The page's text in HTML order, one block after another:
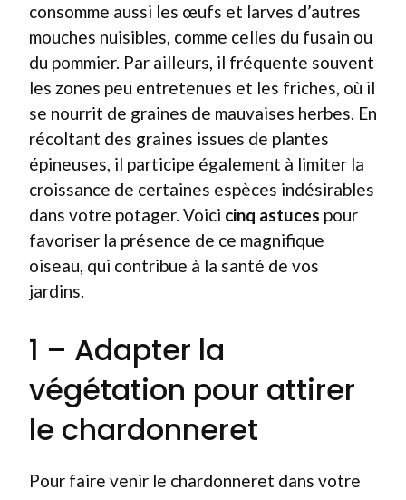
consomme aussi les œufs et larves d’autres
mouches nuisibles, comme celles du fusain ou
du pommier. Par ailleurs, il fréquente souvent
les zones peu entretenues et les friches, où il
se nourrit de graines de mauvaises herbes. En
récoltant des graines issues de plantes
épineuses, il participe également à limiter la
croissance de certaines espèces indésirables
dans votre potager. Voici cinq astuces pour
favoriser la présence de ce magnifique
oiseau, qui contribue à la santé de vos
jardins.
1 – Adapter la
végétation pour attirer
le chardonneret
Pour faire venir le chardonneret dans votre